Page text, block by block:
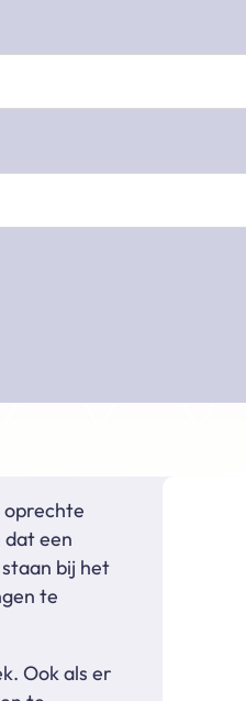
oprechte
een
bij het
te
Ook als er